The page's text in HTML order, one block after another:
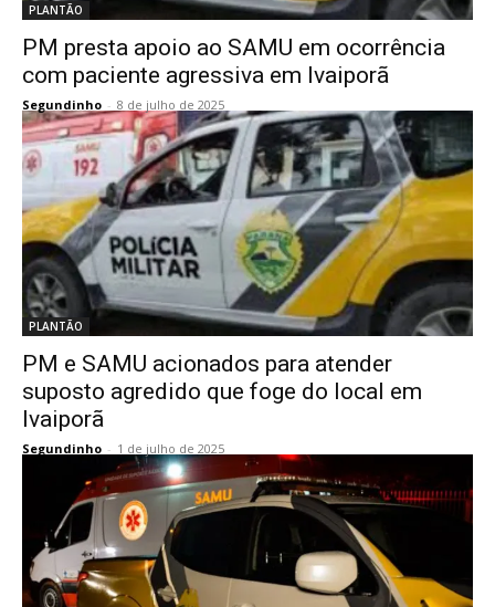
PLANTÃO
PM presta apoio ao SAMU em ocorrência
com paciente agressiva em Ivaiporã
Segundinho - 8 de julho de 2025
PLANTÃO
PM e SAMU acionados para atender
suposto agredido que foge do local em
Ivaiporã
Segundinho - 1 de julho de 2025